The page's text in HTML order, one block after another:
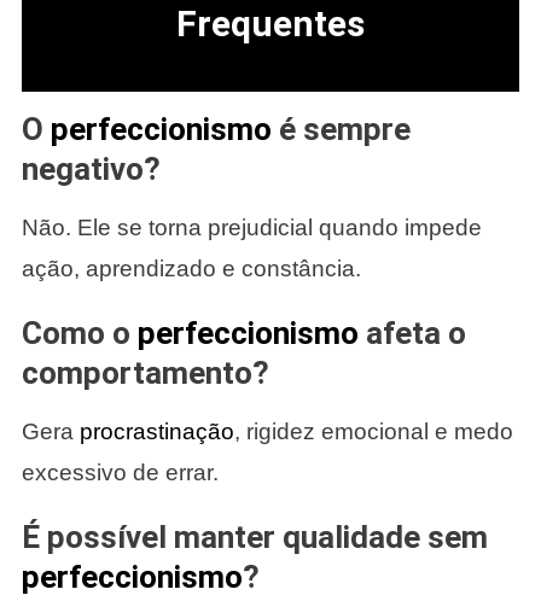
Frequentes
O perfeccionismo é sempre
negativo?
Não. Ele se torna prejudicial quando impede
ação, aprendizado e constância.
Como o perfeccionismo afeta o
comportamento?
Gera procrastinação, rigidez emocional e medo
excessivo de errar.
É possível manter qualidade sem
perfeccionismo?